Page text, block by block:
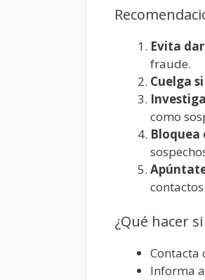
Evita
fraude.
Cuelga
como
Bloquea
¿Qué hacer
Contacta
Informa